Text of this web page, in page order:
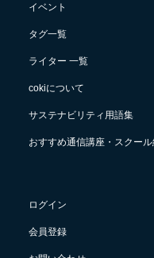
イベント
タグ一覧
ライター 一覧
cokiについて
サステナビリティ用語集
おすすめ通信講座・スクー
ログイン
会員登録